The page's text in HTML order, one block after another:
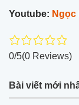
Youtube: Ngọc
0/5(0 Reviews)
Bài viết mới